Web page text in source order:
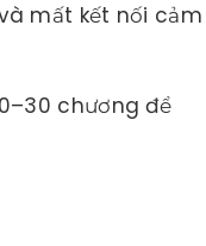
mất kết nối cảm
chương để